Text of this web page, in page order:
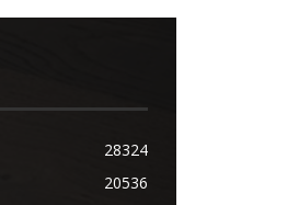
28324
20536